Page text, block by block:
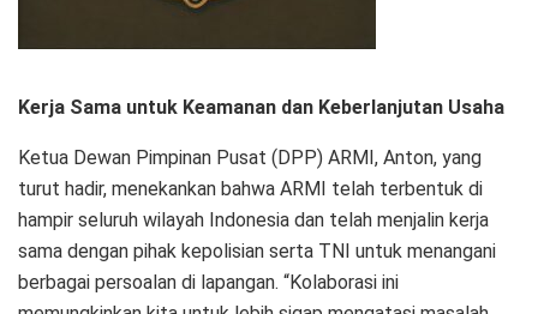
Kerja Sama untuk Keamanan dan Keberlanjutan Usaha
Ketua Dewan Pimpinan Pusat (DPP) ARMI, Anton, yang
turut hadir, menekankan bahwa ARMI telah terbentuk di
hampir seluruh wilayah Indonesia dan telah menjalin kerja
sama dengan pihak kepolisian serta TNI untuk menangani
berbagai persoalan di lapangan. “Kolaborasi ini